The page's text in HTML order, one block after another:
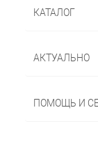
КАТАЛОГ
АКТУАЛЬНО
ПОМОЩЬ И